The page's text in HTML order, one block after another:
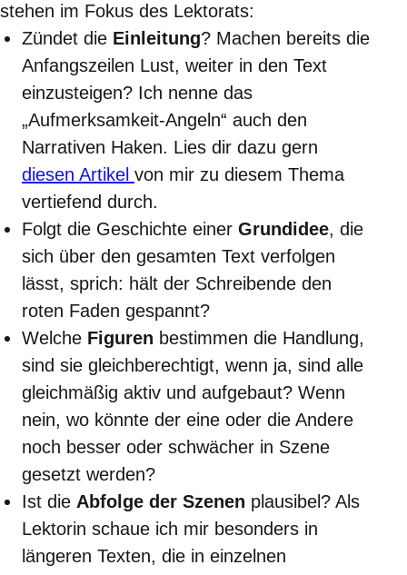
stehen im Fokus des Lektorats:
Zündet die Einleitung? Machen bereits die
Anfangszeilen Lust, weiter in den Text
einzusteigen? Ich nenne das
„Aufmerksamkeit-Angeln“ auch den
Narrativen Haken. Lies dir dazu gern
diesen Artikel von mir zu diesem Thema
vertiefend durch.
Folgt die Geschichte einer Grundidee, die
sich über den gesamten Text verfolgen
lässt, sprich: hält der Schreibende den
roten Faden gespannt?
Welche Figuren bestimmen die Handlung,
sind sie gleichberechtigt, wenn ja, sind alle
gleichmäßig aktiv und aufgebaut? Wenn
nein, wo könnte der eine oder die Andere
noch besser oder schwächer in Szene
gesetzt werden?
Ist die Abfolge der Szenen plausibel? Als
Lektorin schaue ich mir besonders in
längeren Texten, die in einzelnen